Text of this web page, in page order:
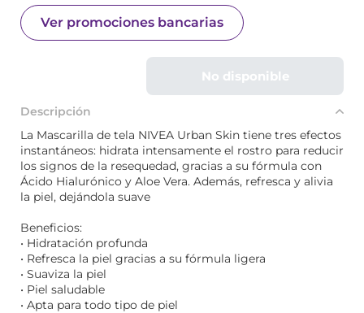
Ver promociones bancarias
No disponible
Descripción
La Mascarilla de tela NIVEA Urban Skin tiene tres efectos
instantáneos: hidrata intensamente el rostro para reducir
los signos de la resequedad, gracias a su fórmula con
Ácido Hialurónico y Aloe Vera. Además, refresca y alivia
la piel, dejándola suave
Beneficios:
• Hidratación profunda
• Refresca la piel gracias a su fórmula ligera
• Suaviza la piel
• Piel saludable
• Apta para todo tipo de piel